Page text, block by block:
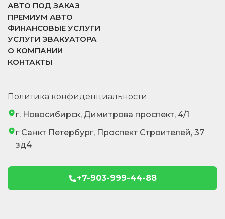
АВТО ПОД ЗАКАЗ
ПРЕМИУМ АВТО
ФИНАНСОВЫЕ УСЛУГИ
УСЛУГИ ЭВАКУАТОРА
О КОМПАНИИ
КОНТАКТЫ
Политика конфиденциальности
г. Новосибирск, Димитрова проспект, 4/1
г Санкт Петербург, Проспект Строителей, 37
зд4
+7-903-999-44-88